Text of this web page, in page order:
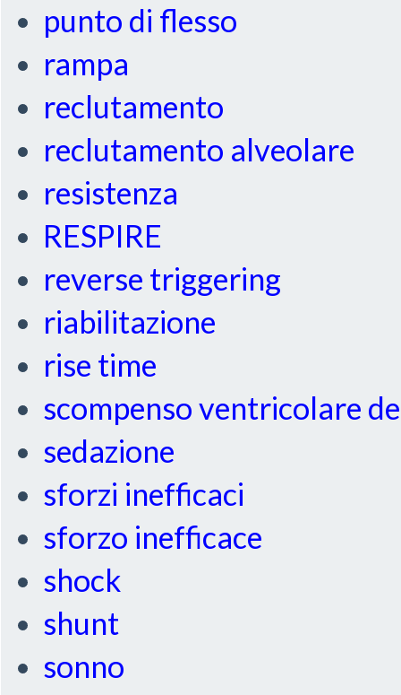
punto di flesso
rampa
reclutamento
reclutamento alveolare
resistenza
RESPIRE
reverse triggering
riabilitazione
rise time
scompenso ventricolare
sedazione
sforzi inefficaci
sforzo inefficace
shock
shunt
sonno